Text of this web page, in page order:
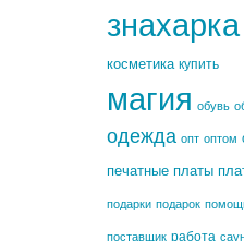
знахарка
косметика купить
магия обувь
одежда опт оптом
печатные платы
подарки подарок
поставщик работа